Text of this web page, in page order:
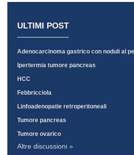
ULTIMI POST
Adenocarcinoma gastrico con noduli al
Ipertermia tumore pancreas
HCC
Febbricciola
Linfoadenopatie retroperitoneali
Tumore pancreas
Tumore ovarico
Altre discussioni »